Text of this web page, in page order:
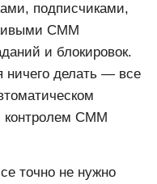
подписчиками,
СММ
и блокировок.
ничего делать — все
контролем СММ
точно не нужно